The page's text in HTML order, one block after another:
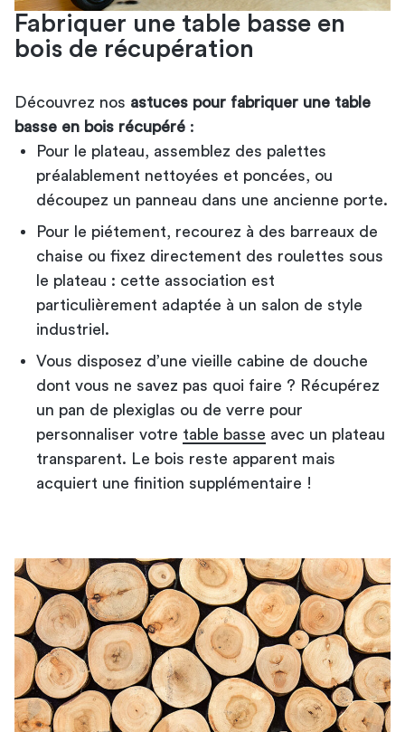
Fabriquer une table basse en
bois de récupération
Découvrez nos astuces pour fabriquer une table
basse en bois récupéré :
Pour le plateau, assemblez des palettes
préalablement nettoyées et poncées, ou
découpez un panneau dans une ancienne porte.
Pour le piétement, recourez à des barreaux de
chaise ou fixez directement des roulettes sous
le plateau : cette association est
particulièrement adaptée à un salon de style
industriel.
Vous disposez d’une vieille cabine de douche
dont vous ne savez pas quoi faire ? Récupérez
un pan de plexiglas ou de verre pour
personnaliser votre table basse avec un plateau
transparent. Le bois reste apparent mais
acquiert une finition supplémentaire !